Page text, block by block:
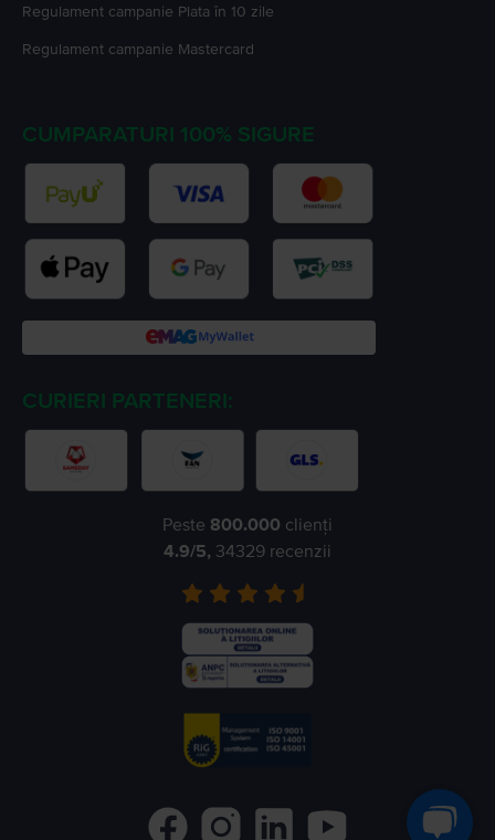
Regulament campanie Plata în 10 zile
Regulament campanie Mastercard
CUMPARATURI 100% SIGURE
CURIERI PARTENERI:
Peste 800.000 clienți
4.9/5, 34329 recenzii